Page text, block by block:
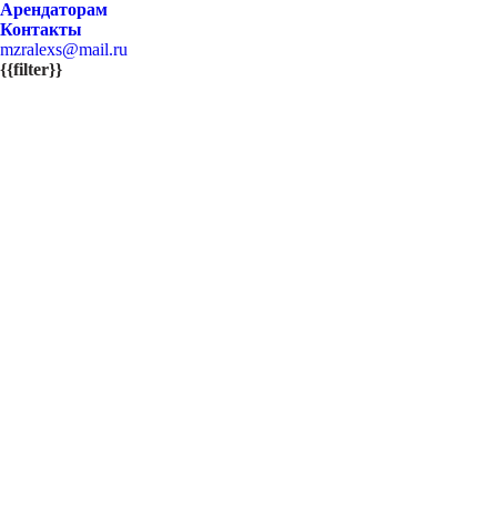
Арендаторам
Контакты
mzralexs@mail.ru
{{filter}}